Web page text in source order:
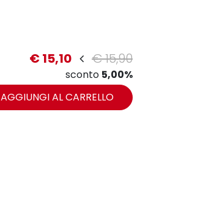
€ 15,10 € 15,90
sconto 5,00%
AGGIUNGI AL CARRELLO